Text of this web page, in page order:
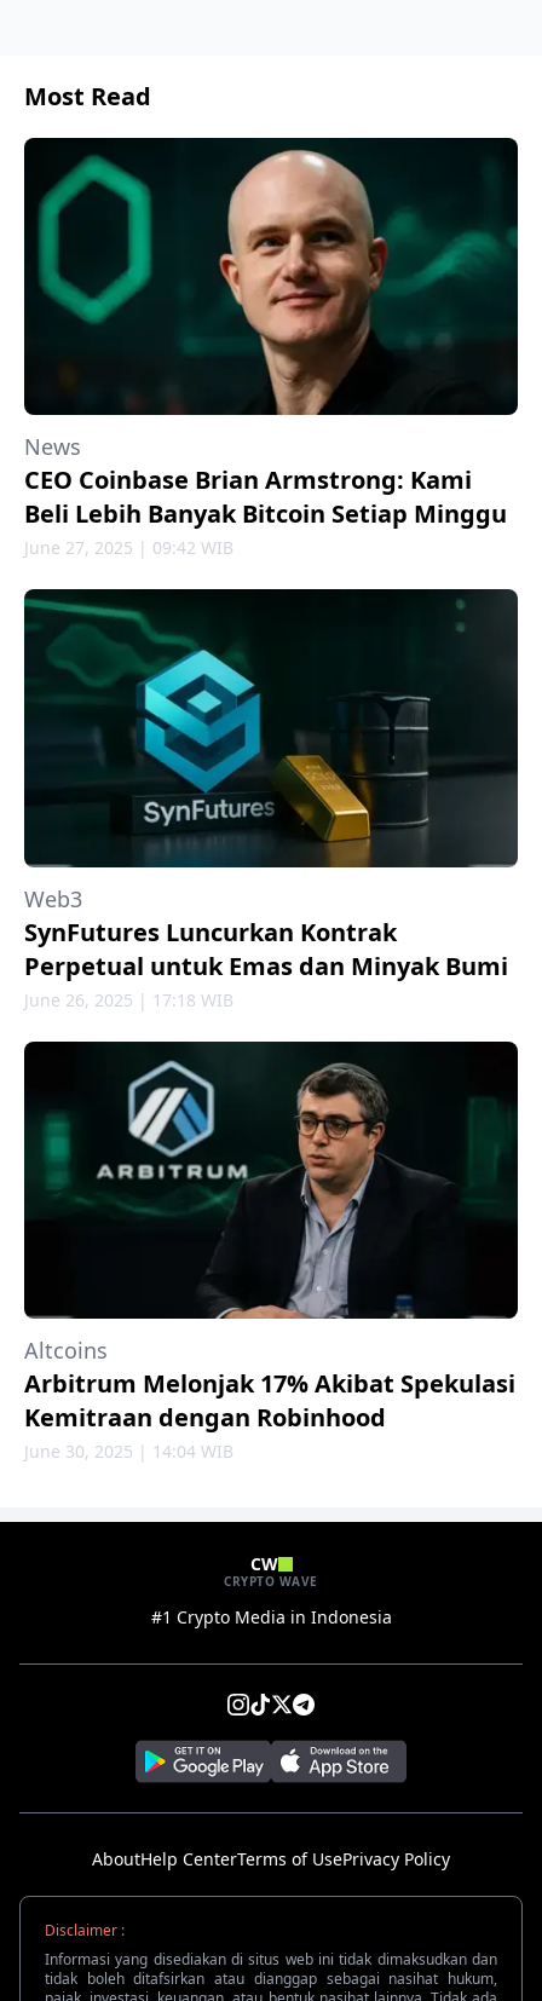
Most Read
News
CEO Coinbase Brian Armstrong: Kami
Beli Lebih Banyak Bitcoin Setiap Minggu
June 27, 2025 | 09:42 WIB
Web3
SynFutures Luncurkan Kontrak
Perpetual untuk Emas dan Minyak Bumi
June 26, 2025 | 17:18 WIB
Altcoins
Arbitrum Melonjak 17% Akibat Spekulasi
Kemitraan dengan Robinhood
June 30, 2025 | 14:04 WIB
CW
CRYPTO WAVE
#1 Crypto Media in Indonesia
AboutHelp CenterTerms of UsePrivacy Policy
Disclaimer :
Informasi yang disediakan di situs web ini tidak dimaksudkan dan
tidak boleh ditafsirkan atau dianggap sebagai nasihat hukum,